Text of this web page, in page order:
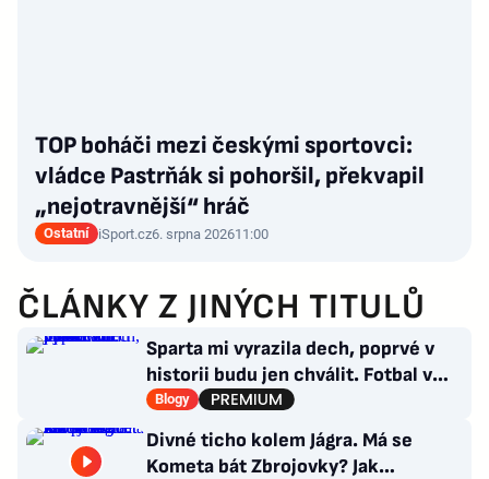
TOP boháči mezi českými sportovci:
vládce Pastrňák si pohoršil, překvapil
„nejotravnější“ hráč
Ostatní iSport.cz6. srpna 202611:00
ČLÁNKY Z JINÝCH TITULŮ
Sparta mi vyrazila dech, poprvé v
historii budu jen chválit. Fotbal v
moderním balení
Blogy
Divné ticho kolem Jágra. Má se
Kometa bát Zbrojovky? Jak